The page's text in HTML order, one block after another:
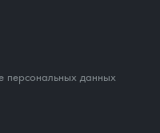
персональных данных